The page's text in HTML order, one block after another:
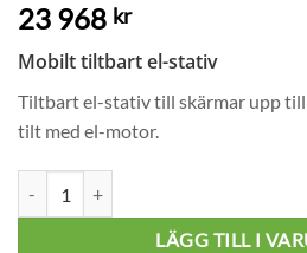
23 968 kr
Mobilt tiltbart el-stativ
Tiltbart el-stativ till skärmar upp till
tilt med el-motor.
LÄGG TILL I